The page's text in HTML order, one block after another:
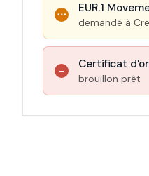
⋯ EUR.1
demandé à
− Certificat
brouillon prêt